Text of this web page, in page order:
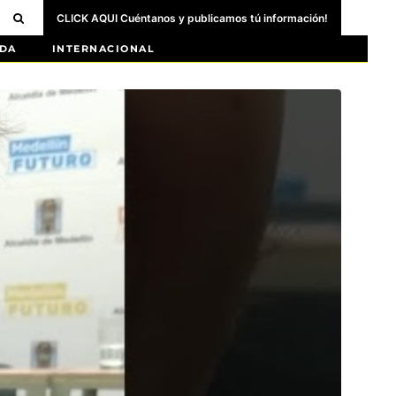
CLICK AQUI Cuéntanos y publicamos tú información!
INTERNACIONAL